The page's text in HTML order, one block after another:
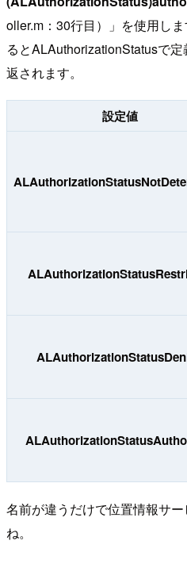
oller.m：30行目）」を使用し
るとALAuthorizationStatusで
返されます。
設定値
名前が違うだけで位置情報サ
ね。